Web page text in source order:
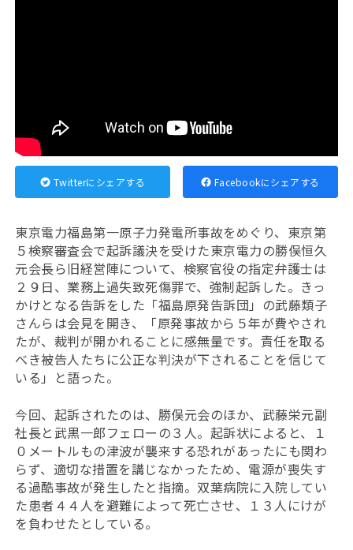
Twitterにシェアする Facebookにシェアする
東京電力福島第一原子力発電所事故をめぐり、東京第
５検察審査会で起訴議決を受けた東京電力の勝俣恒久
元会長ら旧経営陣について、検察官役の指定弁護士は
２９日、業務上過失致死傷罪で、強制起訴した。きっ
かけとなる告訴をした「福島原発告訴団」の武藤類子
さんらは会見を開き、「原発事故から５年が費やされ
たが、裁判が開かれることに感無量です。責任を取る
べき被告人たちに公正な判決が下されることを信じて
いる」と語った。
今回、起訴されたのは、勝俣元会のほか、武藤栄元副
社長と武黒一郎フェローの３人。起訴状によると、１
０メートルもの津波が襲来する恐れがあったにも関わ
らず、適切な措置を講じなかったため、電源が喪失す
る過酷事故が発生したと指摘。双葉病院に入院してい
た患者４４人を避難によって死亡させ、１３人にけが
を負わせたとしている。